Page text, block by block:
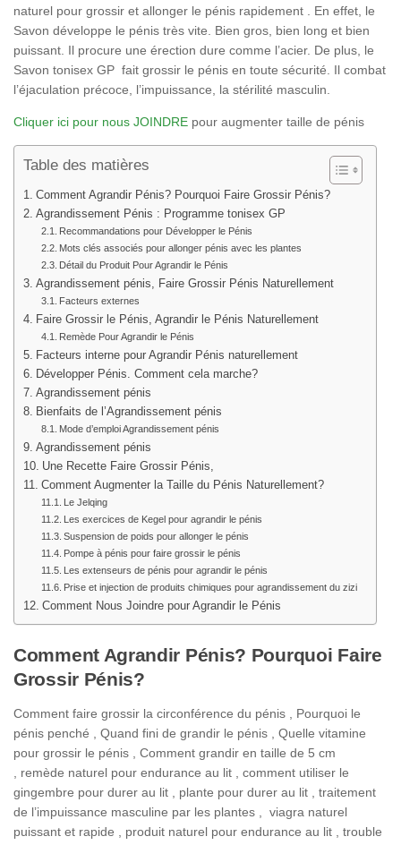
naturel pour grossir et allonger le pénis rapidement . En effet, le
Savon développe le pénis très vite. Bien gros, bien long et bien
puissant. Il procure une érection dure comme l’acier. De plus, le
Savon tonisex GP fait grossir le pénis en toute sécurité. Il combat
l’éjaculation précoce, l’impuissance, la stérilité masculin.
Cliquer ici pour nous JOINDRE pour augmenter taille de pénis
Table des matières
Comment Agrandir Pénis? Pourquoi Faire Grossir Pénis?
Agrandissement Pénis : Programme tonisex GP
Recommandations pour Développer le Pénis
Mots clés associés pour allonger pénis avec les plantes
Détail du Produit Pour Agrandir le Pénis
Agrandissement pénis, Faire Grossir Pénis Naturellement
Facteurs externes
Faire Grossir le Pénis, Agrandir le Pénis Naturellement
Remède Pour Agrandir le Pénis
Facteurs interne pour Agrandir Pénis naturellement
Développer Pénis. Comment cela marche?
Agrandissement pénis
Bienfaits de l’Agrandissement pénis
Mode d’emploi Agrandissement pénis
Agrandissement pénis
Une Recette Faire Grossir Pénis,
Comment Augmenter la Taille du Pénis Naturellement?
Le Jelqing
Les exercices de Kegel pour agrandir le pénis
Suspension de poids pour allonger le pénis
Pompe à pénis pour faire grossir le pénis
Les extenseurs de pénis pour agrandir le pénis
Prise et injection de produits chimiques pour agrandissement du zizi
Comment Nous Joindre pour Agrandir le Pénis
Comment Agrandir Pénis? Pourquoi Faire
Grossir Pénis?
Comment faire grossir la circonférence du pénis , Pourquoi le
pénis penché , Quand fini de grandir le pénis , Quelle vitamine
pour grossir le pénis , Comment grandir en taille de 5 cm
, remède naturel pour endurance au lit , comment utiliser le
gingembre pour durer au lit , plante pour durer au lit , traitement
de l’impuissance masculine par les plantes , viagra naturel
puissant et rapide , produit naturel pour endurance au lit , trouble